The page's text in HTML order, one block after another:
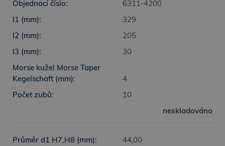
6311-4200
329
205
30
4
10
neskladováno
44,00